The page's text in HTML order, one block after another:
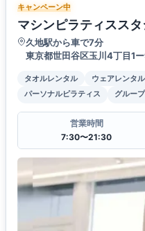
キャンペーン中
マシンピラティスス
久地駅から車で7分
東京都世田谷区玉川4丁目1
タオルレンタル ウェアレンタル
パーソナルピラティス
グルー
営業時間
7:30〜21:30